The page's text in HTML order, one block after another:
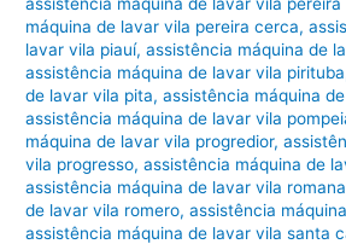
máquina de lavar vila pereira cerca,
lavar vila piauí,assistência máquina de
assistência máquina de lavar vila pirituba
de lavar vila pita,assistência máquina
assistência máquina de lavar vila
máquina de lavar vila progredior,
vila progresso,assistência máquina de
assistência máquina de lavar vila romana
de lavar vila romero,assistência
assistência máquina de lavar vila santa